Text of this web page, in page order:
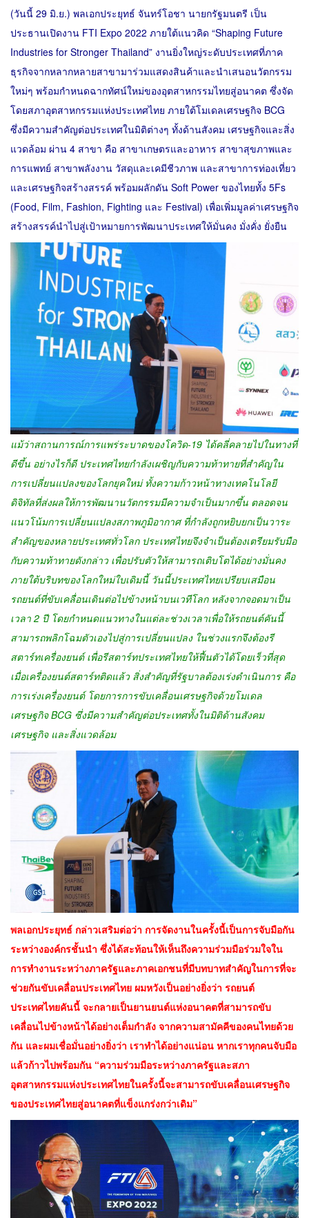
(วันนี้ 29 มิ.ย.) พลเอกประยุทธ์ จันทร์โอชา นายกรัฐมนตรี เป็น
ประธานเปิดงาน FTI Expo 2022 ภายใต้แนวคิด “Shaping Future
Industries for Stronger Thailand” งานยิ่งใหญ่ระดับประเทศที่ภาค
ธุรกิจจากหลากหลายสาขามาร่วมแสดงสินค้าและนำเสนอนวัตกรรม
ใหม่ๆ พร้อมกำหนดฉากทัศน์ใหม่ของอุตสาหกรรมไทยสู่อนาคต ซึ่งจัด
โดยสภาอุตสาหกรรมแห่งประเทศไทย ภายใต้โมเดลเศรษฐกิจ BCG
ซึ่งมีความสำคัญต่อประเทศในมิติต่างๆ ทั้งด้านสังคม เศรษฐกิจและสิ่ง
แวดล้อม ผ่าน 4 สาขา คือ สาขาเกษตรและอาหาร สาขาสุขภาพและ
การแพทย์ สาขาพลังงาน วัสดุและเคมีชีวภาพ และสาขาการท่องเที่ยว
และเศรษฐกิจสร้างสรรค์ พร้อมผลักดัน Soft Power ของไทยทั้ง 5Fs
(Food, Film, Fashion, Fighting และ Festival) เพื่อเพิ่มมูลค่าเศรษฐกิจ
สร้างสรรค์นำไปสู่เป้าหมายการพัฒนาประเทศให้มั่นคง มั่งคั่ง ยั่งยืน
แม้ว่าสถานการณ์การแพร่ระบาดของโควิด-19 ได้คลี่คลายไปในทางที่
ดีขึ้น อย่างไรก็ดี ประเทศไทยกำลังเผชิญกับความท้าทายที่สำคัญใน
การเปลี่ยนแปลงของโลกยุคใหม่ ทั้งความก้าวหน้าทางเทคโนโลยี
ดิจิทัลที่ส่งผลให้การพัฒนานวัตกรรมมีความจำเป็นมากขึ้น ตลอดจน
แนวโน้มการเปลี่ยนแปลงสภาพภูมิอากาศ ที่กำลังถูกหยิบยกเป็นวาระ
สำคัญของหลายประเทศทั่วโลก ประเทศไทยจึงจำเป็นต้องเตรียมรับมือ
กับความท้าทายดังกล่าว เพื่อปรับตัวให้สามารถเติบโตได้อย่างมั่นคง
ภายใต้บริบทของโลกใหม่ใบเดิมนี้ วันนี้ประเทศไทยเปรียบเสมือน
รถยนต์ที่ขับเคลื่อนเดินต่อไปข้างหน้าบนเวทีโลก หลังจากจอดมาเป็น
เวลา 2 ปี โดยกำหนดแนวทางในแต่ละช่วงเวลาเพื่อให้รถยนต์คันนี้
สามารถพลิกโฉมตัวเองไปสู่การเปลี่ยนแปลง ในช่วงแรกจึงต้องรี
สตาร์ทเครื่องยนต์ เพื่อรีสตาร์ทประเทศไทยให้ฟื้นตัวได้โดยเร็วที่สุด
เมื่อเครื่องยนต์สตาร์ทติดแล้ว สิ่งสำคัญที่รัฐบาลต้องเร่งดำเนินการ คือ
การเร่งเครื่องยนต์ โดยการการขับเคลื่อนเศรษฐกิจด้วยโมเดล
เศรษฐกิจ BCG ซึ่งมีความสำคัญต่อประเทศทั้งในมิติด้านสังคม
เศรษฐกิจ และสิ่งแวดล้อม
พลเอกประยุทธ์ กล่าวเสริมต่อว่า การจัดงานในครั้งนี้เป็นการจับมือกัน
ระหว่างองค์กรชั้นนำ ซึ่งได้สะท้อนให้เห็นถึงความร่วมมือร่วมใจใน
การทำงานระหว่างภาครัฐและภาคเอกชนที่มีบทบาทสำคัญในการที่จะ
ช่วยกันขับเคลื่อนประเทศไทย ผมหวังเป็นอย่างยิ่งว่า รถยนต์
ประเทศไทยคันนี้ จะกลายเป็นยานยนต์แห่งอนาคตที่สามารถขับ
เคลื่อนไปข้างหน้าได้อย่างเต็มกำลัง จากความสามัคคีของคนไทยด้วย
กัน และผมเชื่อมั่นอย่างยิ่งว่า เราทำได้อย่างแน่อน หากเราทุกคนจับมือ
แล้วก้าวไปพร้อมกัน “ความร่วมมือระหว่างภาครัฐและสภา
อุตสาหกรรมแห่งประเทศไทยในครั้งนี้จะสามารถขับเคลื่อนเศรษฐกิจ
ของประเทศไทยสู่อนาคตที่แข็งแกร่งกว่าเดิม”